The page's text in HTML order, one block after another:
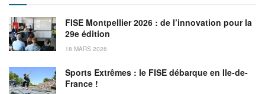
FISE Montpellier 2026 : de l’innovation pour la
29e édition
18 MARS 2026
Sports Extrêmes : le FISE débarque en Ile-de-
France !